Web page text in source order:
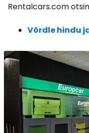
Rentalcars.com
Võrdle hindu